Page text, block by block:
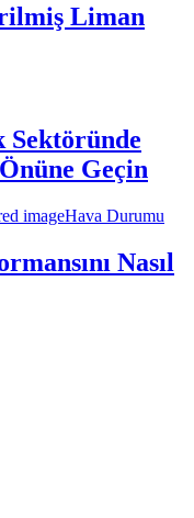
Liman
Sektöründe
Geçin
Hava Durumu
Nasıl